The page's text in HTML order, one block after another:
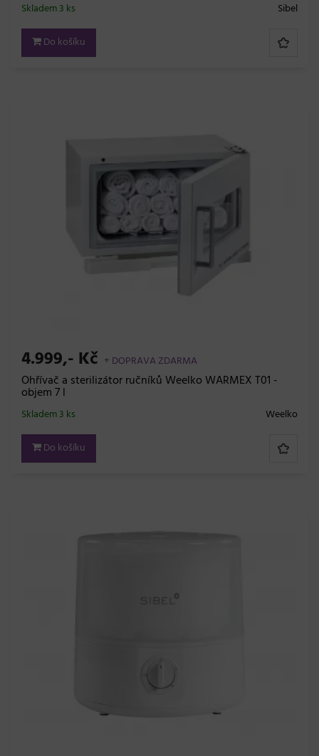
Sibel
Skladem 3 ks
Do košíku
4.999,- Kč + DOPRAVA ZDARMA
Ohřívač a sterilizátor ručníků Weelko WARMEX T01 -
objem 7 l
Weelko
Skladem 3 ks
Do košíku